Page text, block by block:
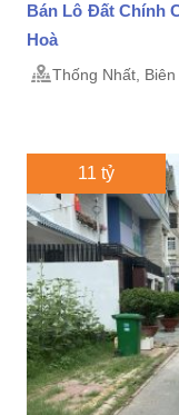
Bán Lô Đất Chính
Hoà
Thống Nhất,
11 tỷ